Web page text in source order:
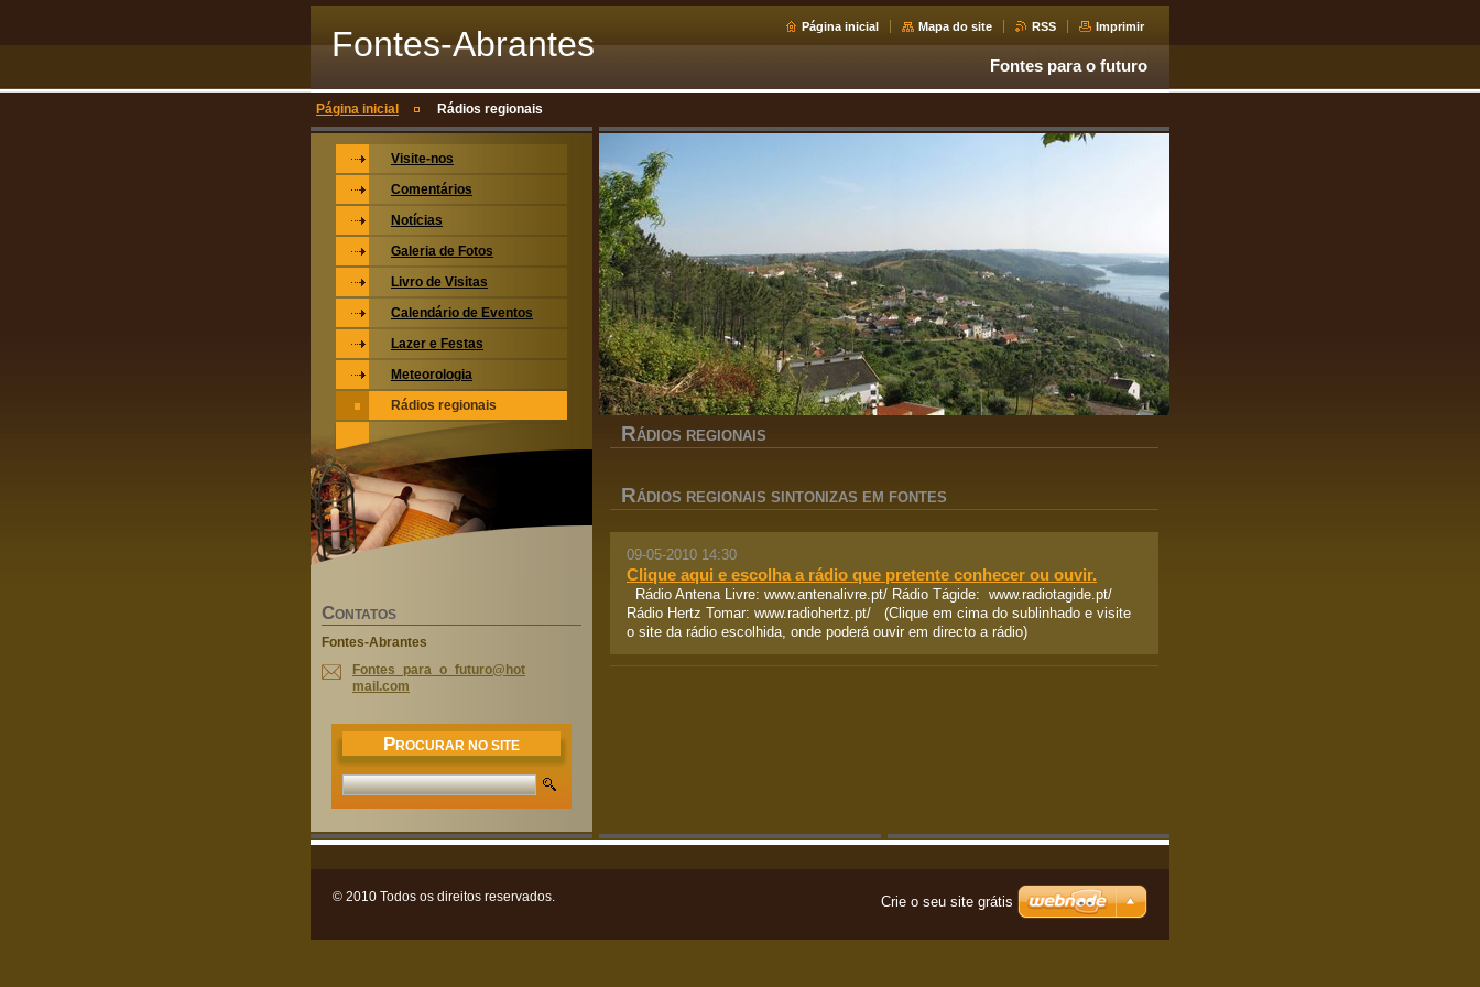
Fontes-Abrantes Página inicial Mapa do site RSS Imprimir
Fontes para o futuro
Página inicial Rádios regionais
RÁDIOS REGIONAIS
RÁDIOS REGIONAIS SINTONIZAS EM FONTES
09-05-2010 14:30
Clique aqui e escolha a rádio que pretente conhecer ou ouvir.
Rádio Antena Livre: www.antenalivre.pt/ Rádio Tágide: www.radiotagide.pt/
Rádio Hertz Tomar: www.radiohertz.pt/ (Clique em cima do sublinhado e visite
o site da rádio escolhida, onde poderá ouvir em directo a rádio)
Visite-nos
Comentários
Notícias
Galeria de Fotos
Livro de Visitas
Calendário de Eventos
Lazer e Festas
Meteorologia
Rádios regionais
CONTATOS
Fontes-Abrantes
Fontes_para_o_futuro@hot
mail.com
PROCURAR NO SITE
© 2010 Todos os direitos reservados. Crie o seu site grátis